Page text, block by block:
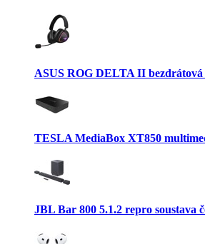
ASUS ROG DELTA II
TESLA MediaBox XT850
JBL Bar 800 5.1.2 repro soustava